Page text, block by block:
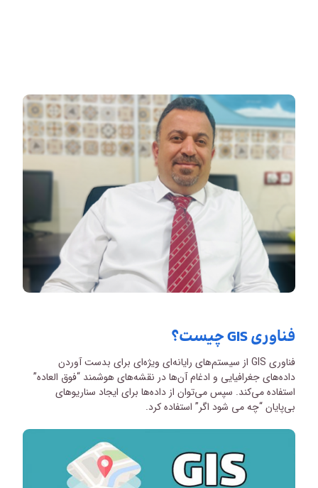
فناوری GIS چیست؟
فناوری GIS از سیستم‌های رایانه‌ای ویژه‌ای برای بدست آوردن
داده‌های جغرافیایی و ادغام آن‌ها در نقشه‌های هوشمند “فوق العاده”
استفاده می‌کند. سپس می‌توان از داده‌ها برای ایجاد سناریوهای
بی‌پایان “چه می شود اگر” استفاده کرد.